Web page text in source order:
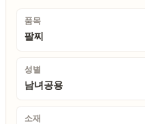
품목
팔찌
성별
남녀공용
소재